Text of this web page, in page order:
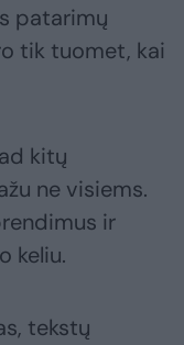
patarimų
tik tuomet, kai
kitų
ne visiems.
ir
keliu.
tekstų